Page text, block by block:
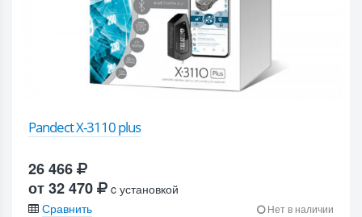
Pandect X-3110 plus
26 466
от 32 470
c установкой
Сравнить
Нет в наличии